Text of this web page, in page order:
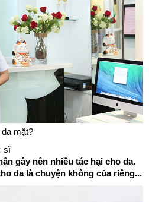
da mặt?
sĩ
gây nên nhiều tác hại cho da.
da là chuyện không của riêng...